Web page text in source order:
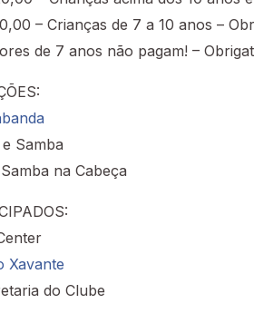
– Crianças de 7 a 10 anos –
de 7 anos não pagam! –
Samba
na Cabeça
Xavante
do Clube